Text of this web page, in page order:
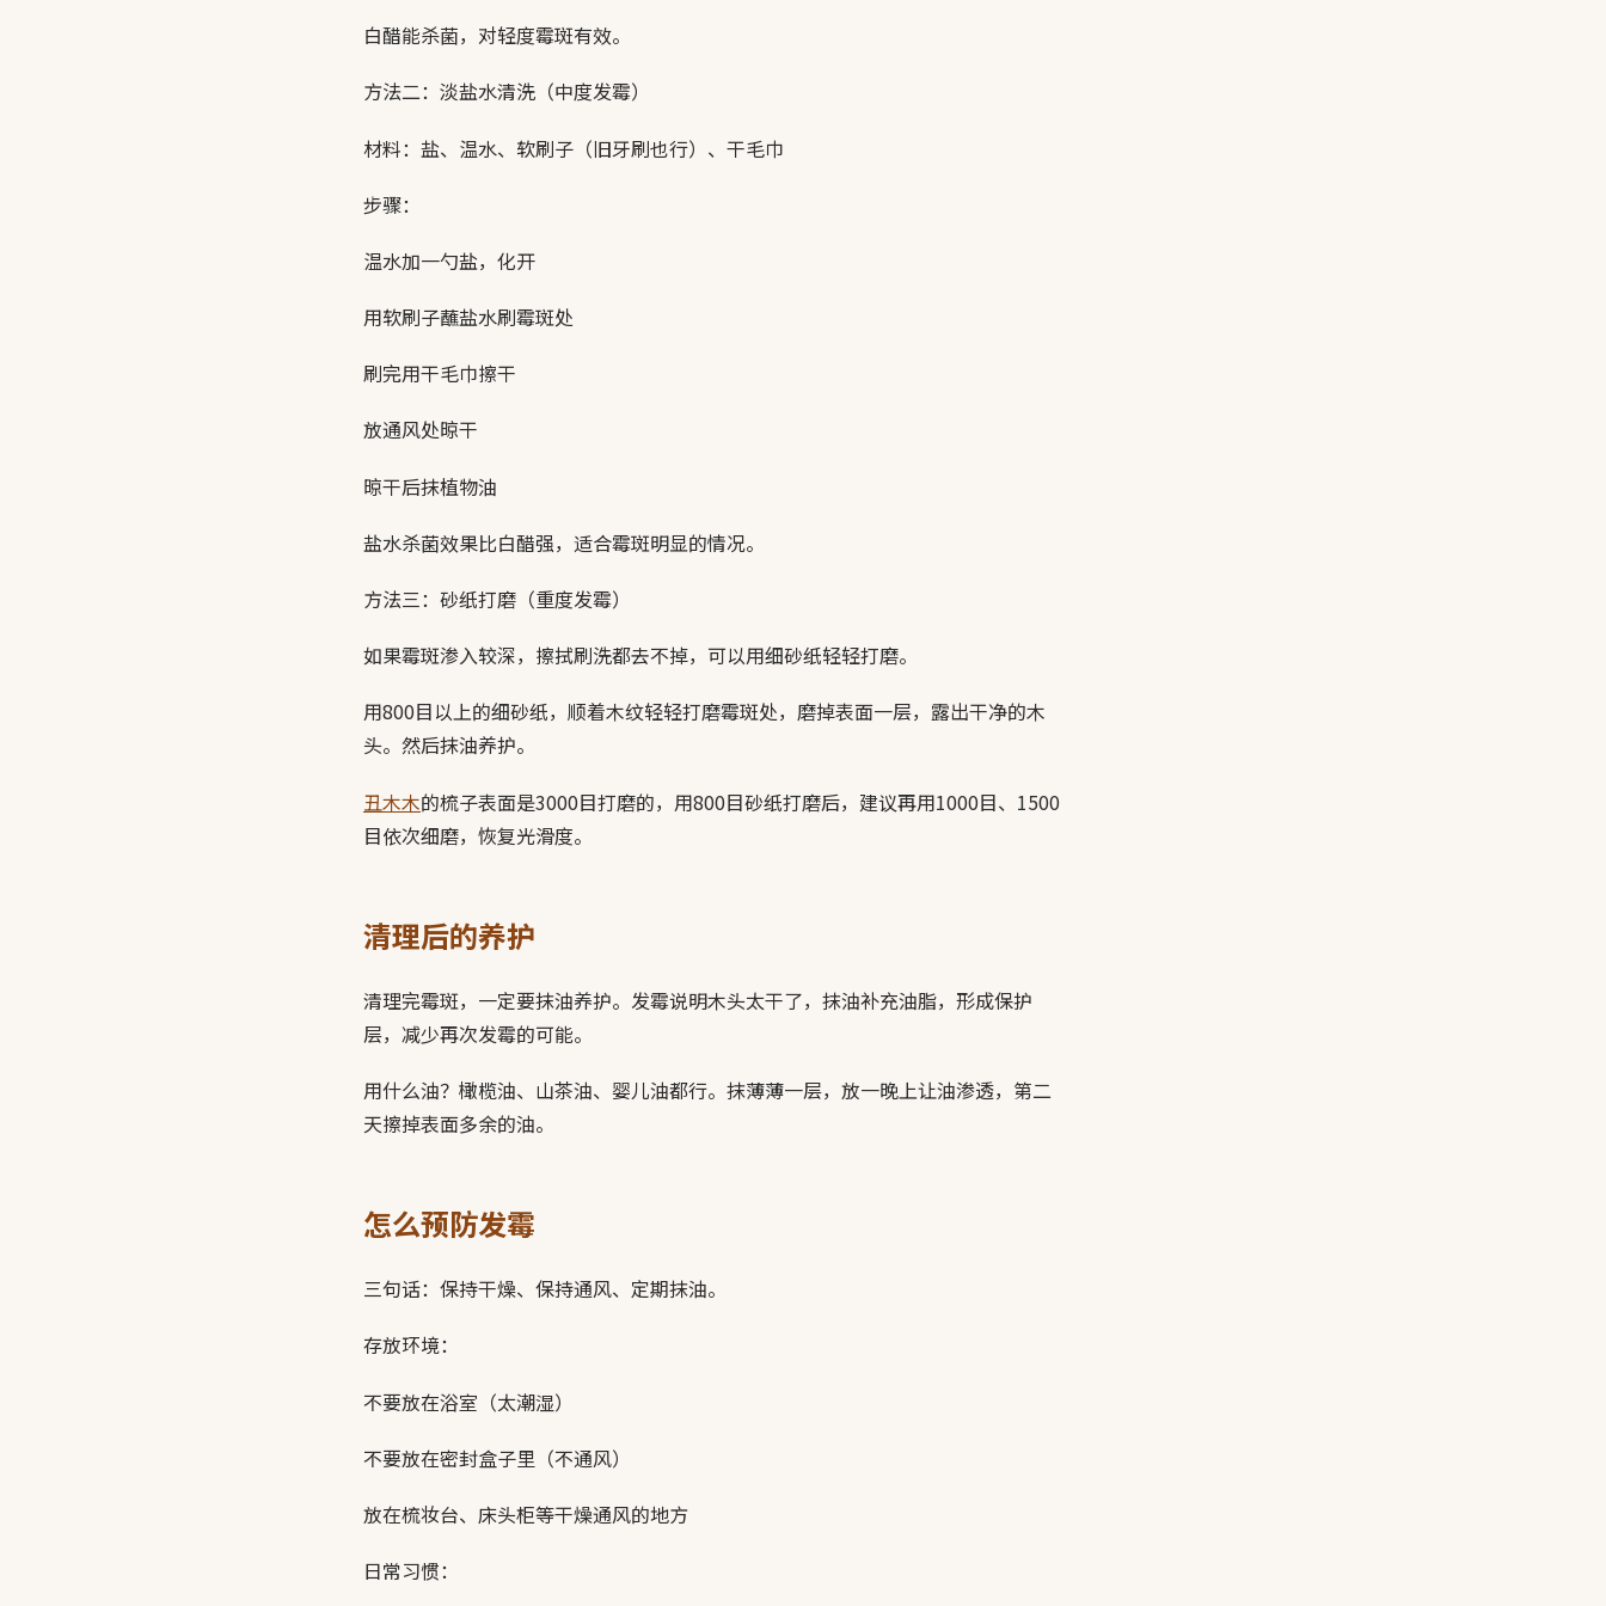
白醋能杀菌，对轻度霉斑有效。
方法二：淡盐水清洗（中度发霉）
材料：盐、温水、软刷子（旧牙刷也行）、干毛巾
步骤：
温水加一勺盐，化开
用软刷子蘸盐水刷霉斑处
刷完用干毛巾擦干
放通风处晾干
晾干后抹植物油
盐水杀菌效果比白醋强，适合霉斑明显的情况。
方法三：砂纸打磨（重度发霉）
如果霉斑渗入较深，擦拭刷洗都去不掉，可以用细砂纸轻轻打磨。
用800目以上的细砂纸，顺着木纹轻轻打磨霉斑处，磨掉表面一层，露出干净的木
头。然后抹油养护。
丑木木的梳子表面是3000目打磨的，用800目砂纸打磨后，建议再用1000目、1500
目依次细磨，恢复光滑度。
清理后的养护
清理完霉斑，一定要抹油养护。发霉说明木头太干了，抹油补充油脂，形成保护
层，减少再次发霉的可能。
用什么油？橄榄油、山茶油、婴儿油都行。抹薄薄一层，放一晚上让油渗透，第二
天擦掉表面多余的油。
怎么预防发霉
三句话：保持干燥、保持通风、定期抹油。
存放环境：
不要放在浴室（太潮湿）
不要放在密封盒子里（不通风）
放在梳妆台、床头柜等干燥通风的地方
日常习惯：